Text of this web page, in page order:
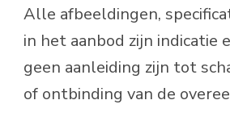
Alle afbeeldingen,
in het aanbod zijn indicatie
geen aanleiding zijn tot
of ontbinding van de